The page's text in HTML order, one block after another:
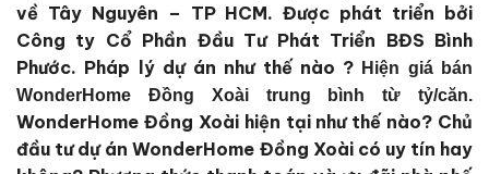
về Tây Nguyên – TP HCM.Được phát triển bởi
Công ty Cổ Phần Đầu Tư Phát Triển BĐS Bình
Phước. Pháp lý dự án như thế nào ? Hiện giá bán
WonderHome Đồng Xoài trung bình từ tỷ/căn.
WonderHome Đồng Xoài hiện tại như thế nào? Chủ
đầu tư dự án WonderHome Đồng Xoài có uy tín hay